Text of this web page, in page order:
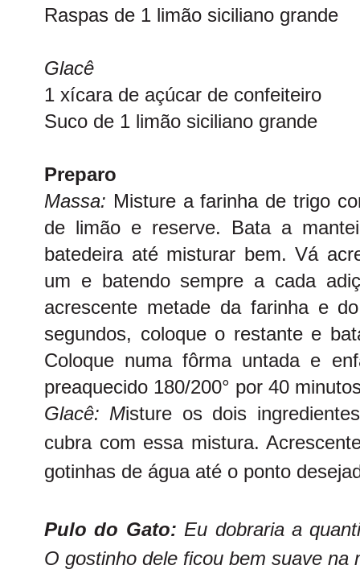
Raspas de 1 limão siciliano grande
Glacê
1 xícara de açúcar de confeiteiro
Suco de 1 limão siciliano grande
Preparo
Massa: Misture a farinha de trigo
de limão e reserve. Bata a
batedeira até misturar bem. Vá
um e batendo sempre a cada
acrescente metade da farinha e
segundos, coloque o restante e
Coloque numa fôrma untada e
preaquecido 180/200° por 40
Glacê: Misture os dois
cubra com essa mistura.
gotinhas de água até o ponto
Pulo do Gato: Eu dobraria a
O gostinho dele ficou bem suave na